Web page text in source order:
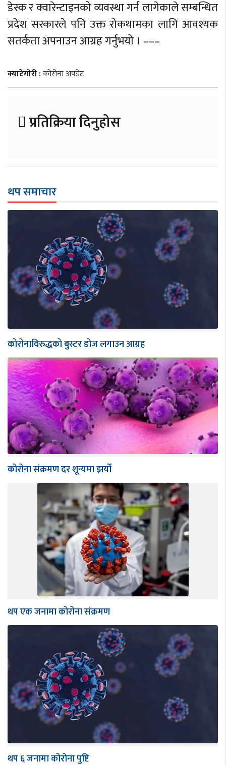
डेस्क र क्वारेन्टाइनको व्यवस्था गर्न लागेकाले सम्बन्धित
प्रदेश सरकारले पनि उक्त रोकथामका लागि आवश्यक
सतर्कता अपनाउन आग्रह गर्नुभयो । –––
क्याटेगोरी :कोरोना अपडेट
प्रतिक्रिया दिनुहोस
थप समाचार
कोरोनाविरुद्धको बुस्टर डोज लगाउन आग्रह
कोरोना संक्रमण दर शून्यमा झर्यो
थप एक जनामा कोरोना संक्रमण
थप ६ जनामा कोरोना पुष्टि